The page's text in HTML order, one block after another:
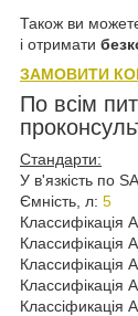
Також ви
і отримати
ЗАМОВИТИ
По всім
Стандарти:
У в'язкість по
Ємність, л: 5
Классифікація
Классифікація
Классифікація
Классифікація
Классіфикація